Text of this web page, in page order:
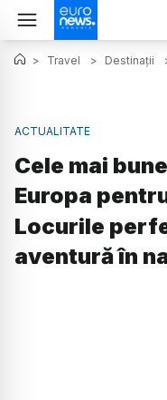
> Travel > Destinații
ACTUALITATE
Cele mai
Europa
Locurile
aventură în